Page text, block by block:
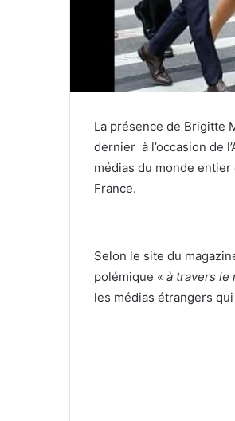
La présence de Brigitte
dernier à l’occasion de
médias du monde
France.
Selon le site du
polémique « à travers le
les médias étrangers